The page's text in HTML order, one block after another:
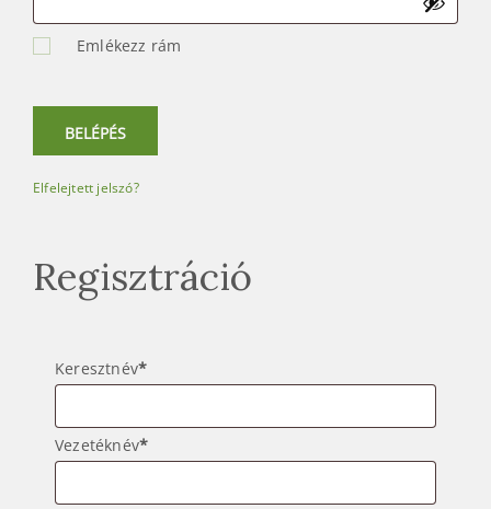
t
e
á
z
Emlékezz rám
BELÉPÉS
Elfelejtett jelszó?
Regisztráció
Keresztnév*
Vezetéknév*